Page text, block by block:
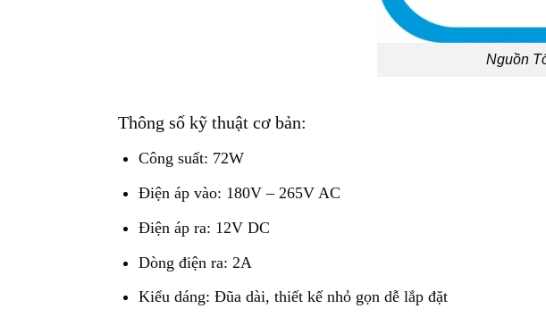
Nguồn
Thông số kỹ thuật cơ bản:
Công suất: 72W
Điện áp vào: 180V – 265V AC
Điện áp ra: 12V DC
Dòng điện ra: 2A
Kiểu dáng: Đũa dài, thiết kế nhỏ gọn dễ lắp đặt